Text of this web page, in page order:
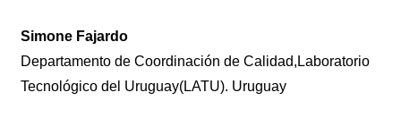
Simone Fajardo
Departamento de Coordinación de Calidad,Laboratorio
Tecnológico del Uruguay(LATU). Uruguay